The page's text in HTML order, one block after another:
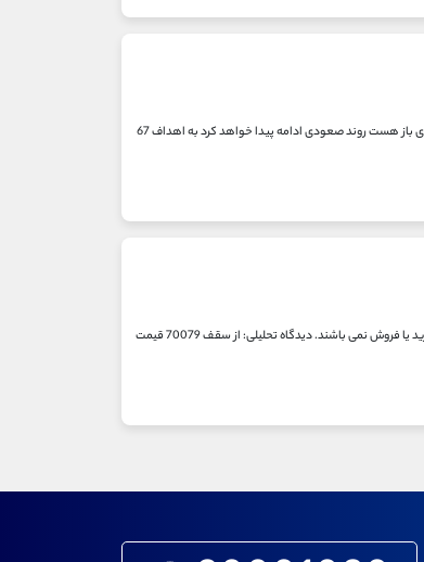
دیدگاه تحلیلی: در اسلاید اول با توجه به دلایل مختلف ذکر شده در تحلیل تاریخ 8 مهر ماه مادامی که گپ اندازه گیری در روند صعودی باز هست روند صعودی ادامه پیدا خواهد کرد به اهداف 67
با توجه به ماهیت آموزشی موسسه علیرضا محرابی تحلیل های ارائه شده صرفا جنبه آموزشی دارند و به هیچ عنوان توصیه ای به خرید یا فروش نمی باشند. دیدگاه تحلیلی: از سقف 70079 قیمت